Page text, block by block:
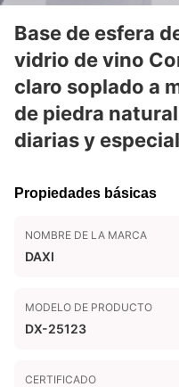
Base de esfera
vidrio de vino
claro soplado a
de piedra
diarias y
Propiedades básicas
NOMBRE DE LA MARCA
DAXI
MODELO DE PRODUCTO
DX-25123
CERTIFICADO